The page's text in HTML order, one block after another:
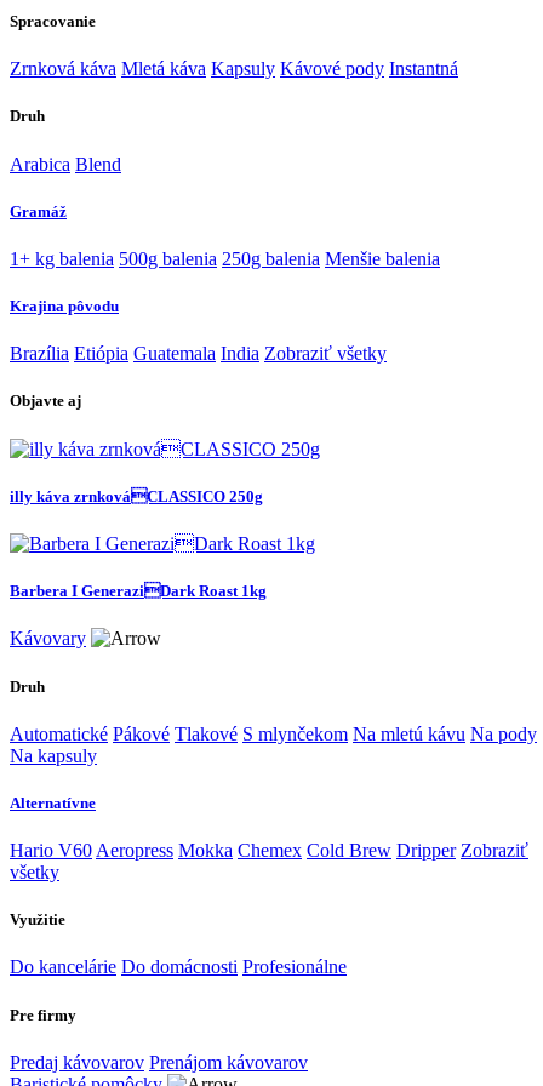
Spracovanie
Zrnková káva Mletá káva Kapsuly Kávové pody Instantná
Druh
Arabica Blend
Gramáž
1+ kg balenia 500g balenia 250g balenia Menšie balenia
Krajina pôvodu
Brazília Etiópia Guatemala India Zobraziť všetky
Objavte aj
illy káva zrnkováCLASSICO 250g
Barbera I GeneraziDark Roast 1kg
Kávovary
Druh
Automatické Pákové Tlakové S mlynčekom Na mletú kávu Na pody
Na kapsuly
Alternatívne
Hario V60 Aeropress Mokka Chemex Cold Brew Dripper Zobraziť
všetky
Využitie
Do kancelárie Do domácnosti Profesionálne
Pre firmy
Predaj kávovarov Prenájom kávovarov